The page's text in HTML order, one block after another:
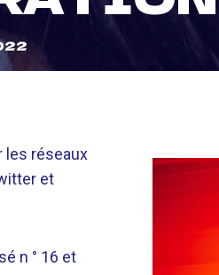
les réseaux
et
n ° 16 et